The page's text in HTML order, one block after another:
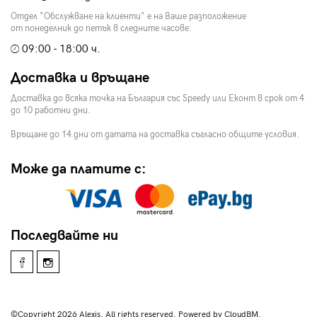
Отдел "Обслужване на клиенти" е на Ваше разположение
от понеделник до петък в следните часове:
09:00 - 18:00 ч.
Доставка и връщане
Доставка до всяка точка на България със Speedy или Еконт в срок от 4
до 10 работни дни.
Връщане до 14 дни от датата на доставка съгласно общите условия.
Може да платите с:
Последвайте ни
©Copyright 2026 Alexis. All rights reserved. Powered by CloudBM.